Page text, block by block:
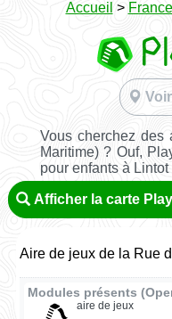
Accueil > France
Vous cherchez des
Maritime) ? Ouf,
pour enfants à Lintot
Afficher la carte
Aire de jeux de la Rue
Modules présents
aire de jeux